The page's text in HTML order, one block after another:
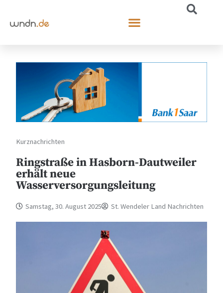
Kurznachrichten
Ringstraße in Hasborn-Dautweiler
erhält neue
Wasserversorgungsleitung
Samstag, 30. August 2025 St. Wendeler Land Nachrichten